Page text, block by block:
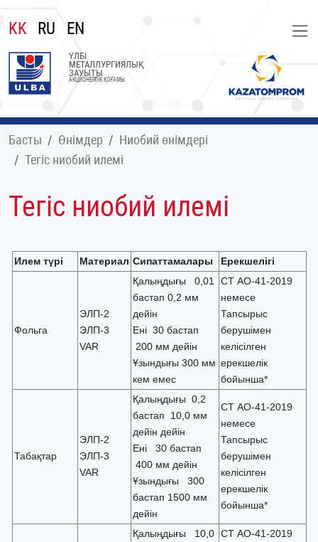
KK RU EN
ҮЛБІ
МЕТАЛЛУРГИЯЛЫҚ
ЗАУЫТЫ
АКЦИОНЕРЛІК ҚОҒАМЫ
Басты Өнімдер
Ниобий өнімдері
Тегіс ниобий илемі
Тегіс ниобий илемі
Илем түрі Материал Сипаттамалары Ерекшелігі
Фольга
ЭЛП-2
ЭЛП-3
VAR
Қалыңдығы 0,01
бастап 0,2 мм
дейін
Ені 30 бастап
200 мм дейін
Ұзындығы 300 мм
кем емес
СТ АО-41-2019
немесе
Тапсырыс
берушімен
келісілген
ерекшелік
бойынша*
Табақтар
ЭЛП-2
ЭЛП-3
VAR
Қалыңдығы 0,2
бастап 10,0 мм
дейін дейін
Ені 30 бастап
400 мм дейін
Ұзындығы 300
бастап 1500 мм
дейін
СТ АО-41-2019
немесе
Тапсырыс
берушімен
келісілген
ерекшелік
бойынша*
Қалыңдығы 10,0 СТ АО-41-2019